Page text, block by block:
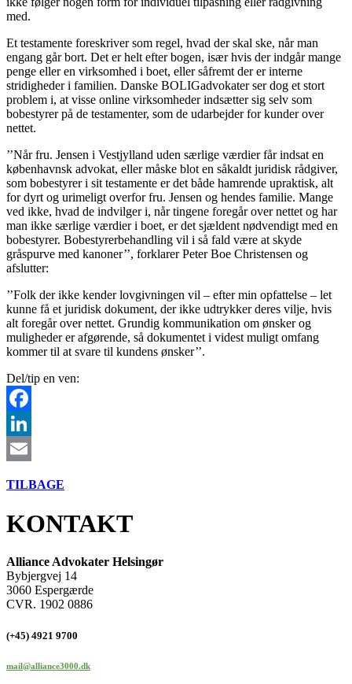
med.
Et testamente foreskriver som regel, hvad der skal ske, når man
engang går bort. Det er helt efter bogen, især hvis der indgår mange
penge eller en virksomhed i boet, eller såfremt der er interne
stridigheder i familien. Danske BOLIGadvokater ser dog et stort
problem i, at visse online virksomheder indsætter sig selv som
bobestyrer på de testamenter, som de udarbejder for kunder over
nettet.
’’Når fru. Jensen i Vestjylland uden særlige værdier får indsat en
københavnsk advokat, eller måske blot en såkaldt juridisk rådgiver,
som bobestyrer i sit testamente er det både hamrende upraktisk, alt
for dyrt og urimeligt overfor fru. Jensen og hendes familie. Mange
ved ikke, hvad de indvilger i, når tingene foregår over nettet og har
man ikke særlige værdier i boet, er det sjældent nødvendigt med en
bobestyrer. Bobestyrerbehandling vil i så fald være at skyde
gråspurve med kanoner’’, forklarer Peter Boe Christensen og
afslutter:
’’Folk der ikke kender lovgivningen vil – efter min opfattelse – let
kunne få et juridisk dokument, der ikke udtrykker deres vilje, hvis
alt foregår over nettet. ­­Grundig kommunikation om ønsker og
muligheder er afgørende, så dokumentet i videst muligt omfang
kommer til at svare til kundens ønsker’’.
Del/tip en ven:
Facebook
LinkedIn
TILBAGE
KONTAKT
Alliance Advokater Helsingør
Bybjergvej 14
3060 Espergærde
CVR. 1902 0886
(+45) 4921 9700
mail@alliance3000.dk